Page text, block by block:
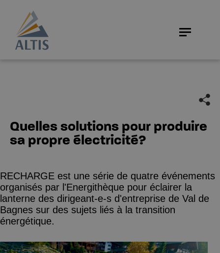
Quelles solutions pour produire
sa propre électricité?
RECHARGE est une série de quatre événements
organisés par l'Energithèque pour éclairer la
lanterne des dirigeant-e-s d'entreprise de Val de
Bagnes sur des sujets liés à la transition
énergétique.